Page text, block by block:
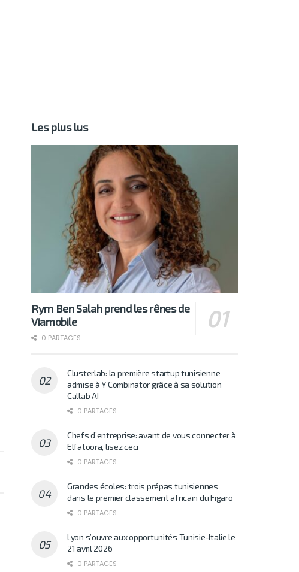
Les plus lus
Rym Ben Salah prend les rênes de
Viamobile
0 PARTAGES
Clusterlab: la première startup tunisienne
admise à Y Combinator grâce à sa solution
Callab AI
0 PARTAGES
Chefs d’entreprise: avant de vous connecter à
Elfatoora, lisez ceci
0 PARTAGES
Grandes écoles: trois prépas tunisiennes
dans le premier classement africain du Figaro
0 PARTAGES
Lyon s’ouvre aux opportunités Tunisie-Italie le
21 avril 2026
0 PARTAGES